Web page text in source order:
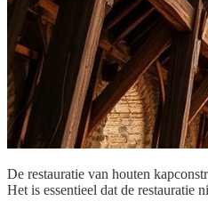
De restauratie van houten
Het is essentieel dat de